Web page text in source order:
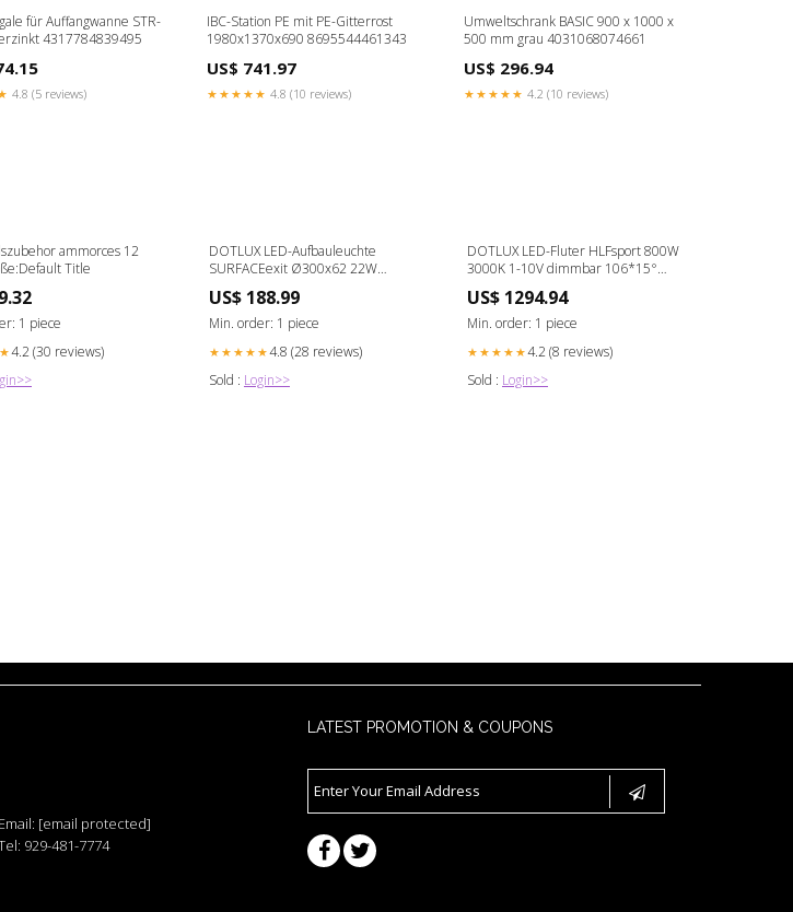
für Auffangwanne STR-
4317784839495
4.8 (5 reviews)
IBC-Station PE mit PE-Gitterrost
1980x1370x690 8695544461343
US$ 741.97
★★★★★ 4.8 (10 reviews)
Umweltschrank BASIC 900 x 1000 x
500 mm grau 4031068074661
US$ 296.94
★★★★★ 4.2 (10 reviews)
ammorces 12
Title
1 piece
4.2 (30 reviews)
DOTLUX LED-Aufbauleuchte
SURFACEexit Ø300x62 22W
weiß mit integriertem Akku lilatec
US$ 188.99
Min. order: 1 piece
★★★★★4.8 (28 reviews)
Sold : Login>>
DOTLUX LED-Fluter HLFsport 800W
3000K 1-10V dimmbar 106*15°
US$ 1294.94
Min. order: 1 piece
★★★★★4.2 (8 reviews)
Sold : Login>>
[email protected]
929-481-7774
LATEST PROMOTION & COUPONS